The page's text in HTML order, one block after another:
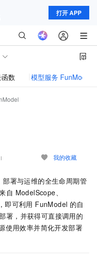
打开 APP
数 模型服务 FunModel
我的收藏
署与运维的全生命周期管
自 ModelScope、
即可利用 FunModel 的自
署，并获得可直接调用的
使用效率并简化开发部署